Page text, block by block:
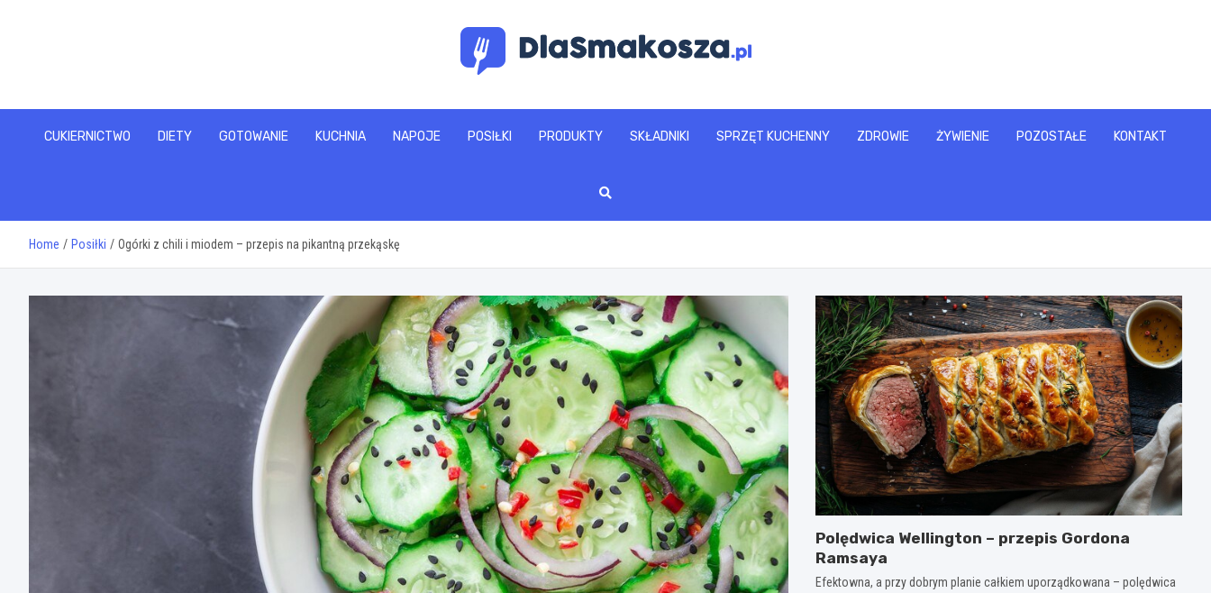
www.dlasmakosza.pl
CUKIERNICTWO DIETY GOTOWANIE KUCHNIA NAPOJE POSIŁKI PRODUKTY SKŁADNIKI SPRZĘT KUCHENNY ZDROWIE ŻYWIENIE POZOSTAŁE KONTAKT
Home Posiłki Ogórki z chili i miodem – przepis na pikantną przekąskę
Polędwica Wellington – przepis Gordona
Ramsaya
Efektowna, a przy dobrym planie całkiem uporządkowana – polędwica